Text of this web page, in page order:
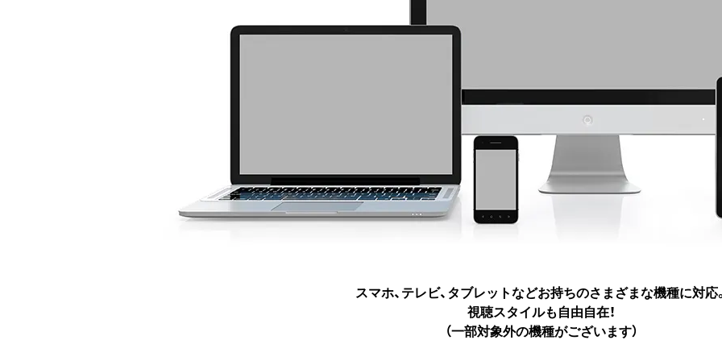
スマホ、テレビ、タブレットなどお持ちのさまざまな機種に対応
視聴スタイルも自由自在！
（一部対象外の機種がございます）